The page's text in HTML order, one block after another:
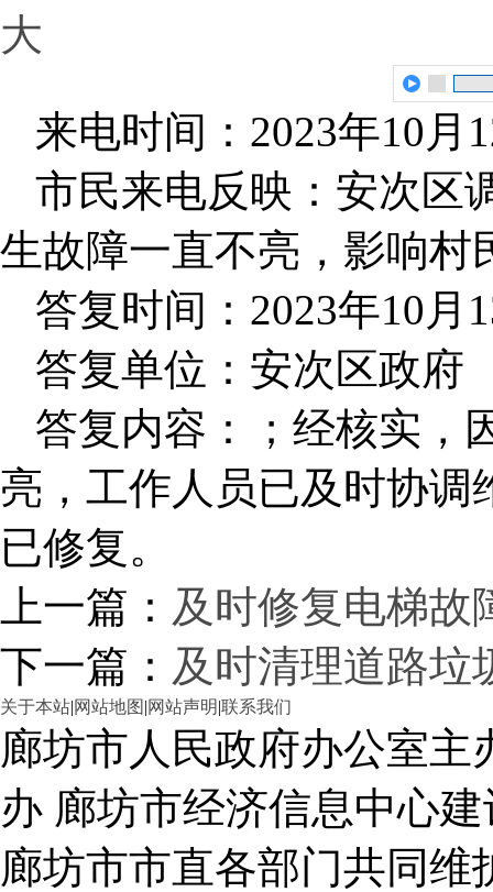
大
来电时间：2023年10月
市民来电反映：安次区
生故障一直不亮，影响村
答复时间：2023年10月
答复单位：安次区政府
答复内容：；经核实，
亮，工作人员已及时协调
已修复。
上一篇： 及时修复电梯故
下一篇： 及时清理道路垃
关于本站|网站地图 |网站声明|联系我们
廊坊市人民政府办公室
办 廊坊市经济信息中心建
廊坊市市直各部门共同